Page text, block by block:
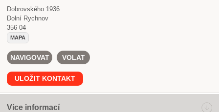
Dobrovského 1936
Dolní Rychnov
356 04
MAPA
NAVIGOVAT VOLAT
ULOŽIT KONTAKT
Více informací